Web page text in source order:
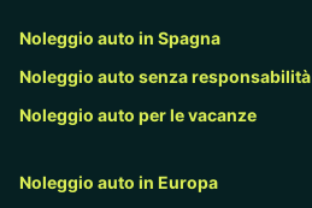
Noleggio auto in Spagna
Noleggio auto senza responsabilità
Noleggio auto per le vacanze
Noleggio auto in Europa